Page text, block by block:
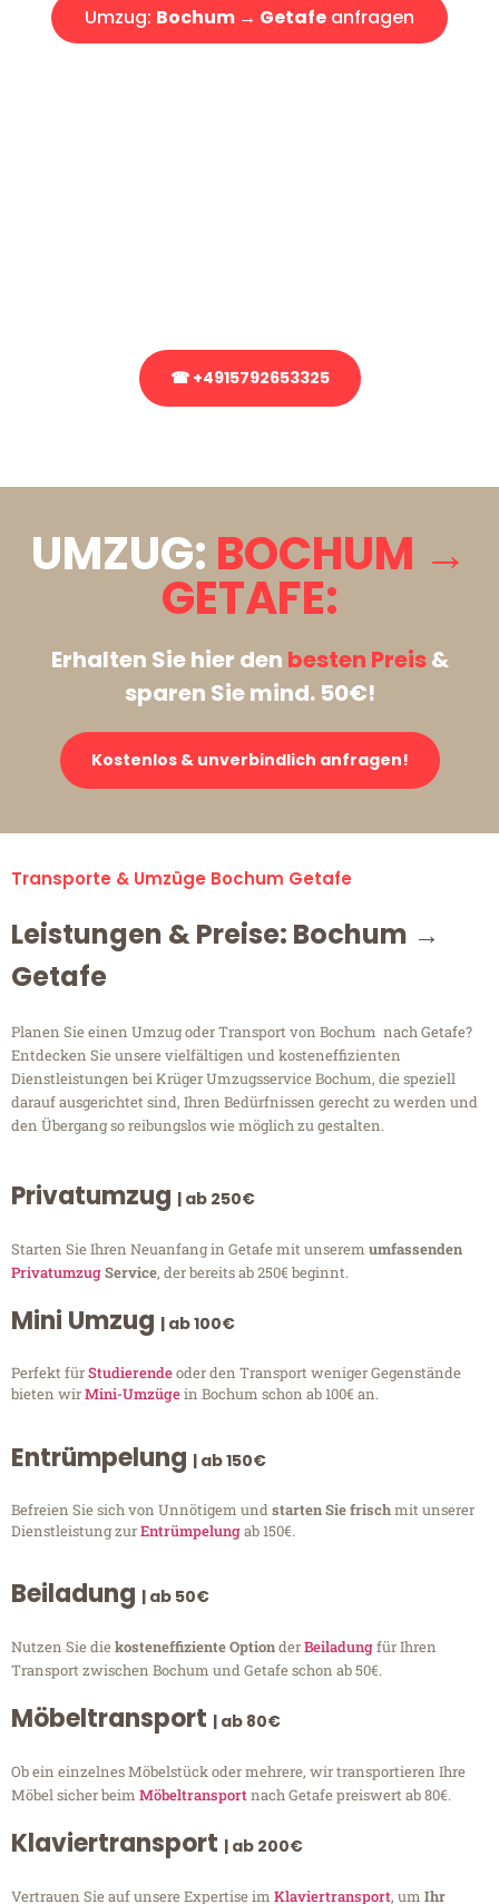
Umzug: Bochum → Getafe anfragen
☎ +4915792653325
UMZUG: BOCHUM →
GETAFE:
Erhalten Sie hier den besten Preis&
sparen Sie mind. 50€!
Kostenlos & unverbindlich anfragen!
Transporte & Umzüge Bochum Getafe
Leistungen & Preise: Bochum →
Getafe
Planen Sie einen Umzug oder Transport von Bochum nach Getafe?
Entdecken Sie unsere vielfältigen und kosteneffizienten
Dienstleistungen bei Krüger Umzugsservice Bochum, die speziell
darauf ausgerichtet sind, Ihren Bedürfnissen gerecht zu werden und
den Übergang so reibungslos wie möglich zu gestalten.
Privatumzug | ab 250€
Starten Sie Ihren Neuanfang in Getafe mit unserem umfassenden
PrivatumzugService, der bereits ab 250€ beginnt.
Mini Umzug | ab 100€
Perfekt fürStudierendeoder den Transport weniger Gegenstände
bieten wirMini-Umzügein Bochum schon ab 100€ an.
Entrümpelung | ab 150€
Befreien Sie sich von Unnötigem undstarten Sie frischmit unserer
Dienstleistung zurEntrümpelungab 150€.
Beiladung | ab 50€
Nutzen Sie diekosteneffiziente OptionderBeiladungfür Ihren
Transport zwischen Bochum und Getafe schon ab 50€.
Möbeltransport | ab 80€
Ob ein einzelnes Möbelstück oder mehrere, wir transportieren Ihre
Möbel sicher beim Möbeltransportnach Getafe preiswert ab 80€.
Klaviertransport | ab 200€
Vertrauen Sie auf unsere Expertise im Klaviertransport, um Ihr